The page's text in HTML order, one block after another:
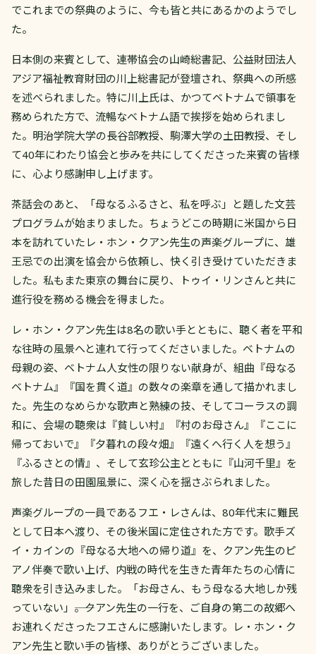
でこれまでの祭典のように、今も皆と共にあるかのようでし
た。
日本側の来賓として、連帯協会の山崎総書記、公益財団法人
アジア福祉教育財団の川上総書記が登壇され、祭典への所感
を述べられました。特に川上氏は、かつてベトナムで領事を
務められた方で、流暢なベトナム語で挨拶を始められまし
た。明治学院大学の長谷部教授、駒澤大学の土田教授、そし
て40年にわたり協会と歩みを共にしてくださった来賓の皆様
に、心より感謝申し上げます。
茶話会のあと、「母なるふるさと、私を呼ぶ」と題した文芸
プログラムが始まりました。ちょうどこの時期に米国から日
本を訪れていたレ・ホン・クアン先生の声楽グループに、雄
王忌での出演を協会から依頼し、快く引き受けていただきま
した。私もまた東京の舞台に戻り、トゥイ・リンさんと共に
進行役を務める機会を得ました。
レ・ホン・クアン先生は8名の歌い手とともに、聴く者を平和
な往時の風景へと連れて行ってくださいました。ベトナムの
母親の姿、ベトナム人女性の限りない献身が、組曲『母なる
ベトナム』『国を貫く道』の数々の楽章を通して描かれまし
た。先生のなめらかな歌声と熟練の技、そしてコーラスの調
和に、会場の聴衆は『貧しい村』『村のお母さん』『ここに
帰っておいで』『夕暮れの段々畑』『遠くへ行く人を想う』
『ふるさとの情』、そして玄珍公主とともに『山河千里』を
旅した昔日の田園風景に、深く心を揺さぶられました。
声楽グループの一員であるフエ・レさんは、80年代末に難民
として日本へ渡り、その後米国に定住された方です。歌手ズ
イ・カインの『母なる大地への帰り道』を、クアン先生のピ
アノ伴奏で歌い上げ、内戦の時代を生きた青年たちの心情に
聴衆を引き込みました。「お母さん、もう母なる大地しか残
っていない」――。クアン先生の一行を、ご自身の第二の故郷へ
お連れくださったフエさんに感謝いたします。レ・ホン・ク
アン先生と歌い手の皆様、ありがとうございました。